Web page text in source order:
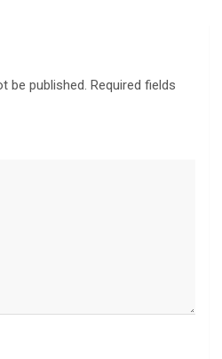
be published. Required fields